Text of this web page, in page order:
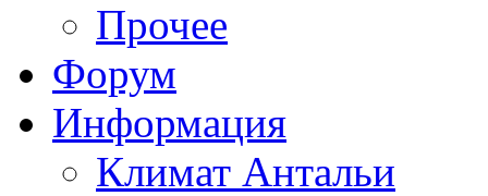
Прочее
Форум
Информация
Климат Антальи